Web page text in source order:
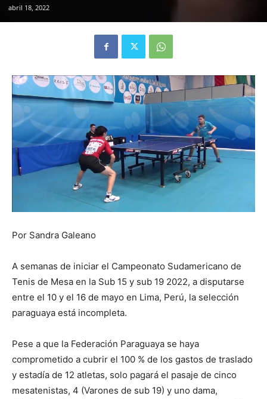
abril 18, 2022
Por Sandra Galeano
A semanas de iniciar el Campeonato Sudamericano de
Tenis de Mesa en la Sub 15 y sub 19 2022, a disputarse
entre el 10 y el 16 de mayo en Lima, Perú, la selección
paraguaya está incompleta.
Pese a que la Federación Paraguaya se haya
comprometido a cubrir el 100 % de los gastos de traslado
y estadía de 12 atletas, solo pagará el pasaje de cinco
mesatenistas, 4 (Varones de sub 19) y uno dama,